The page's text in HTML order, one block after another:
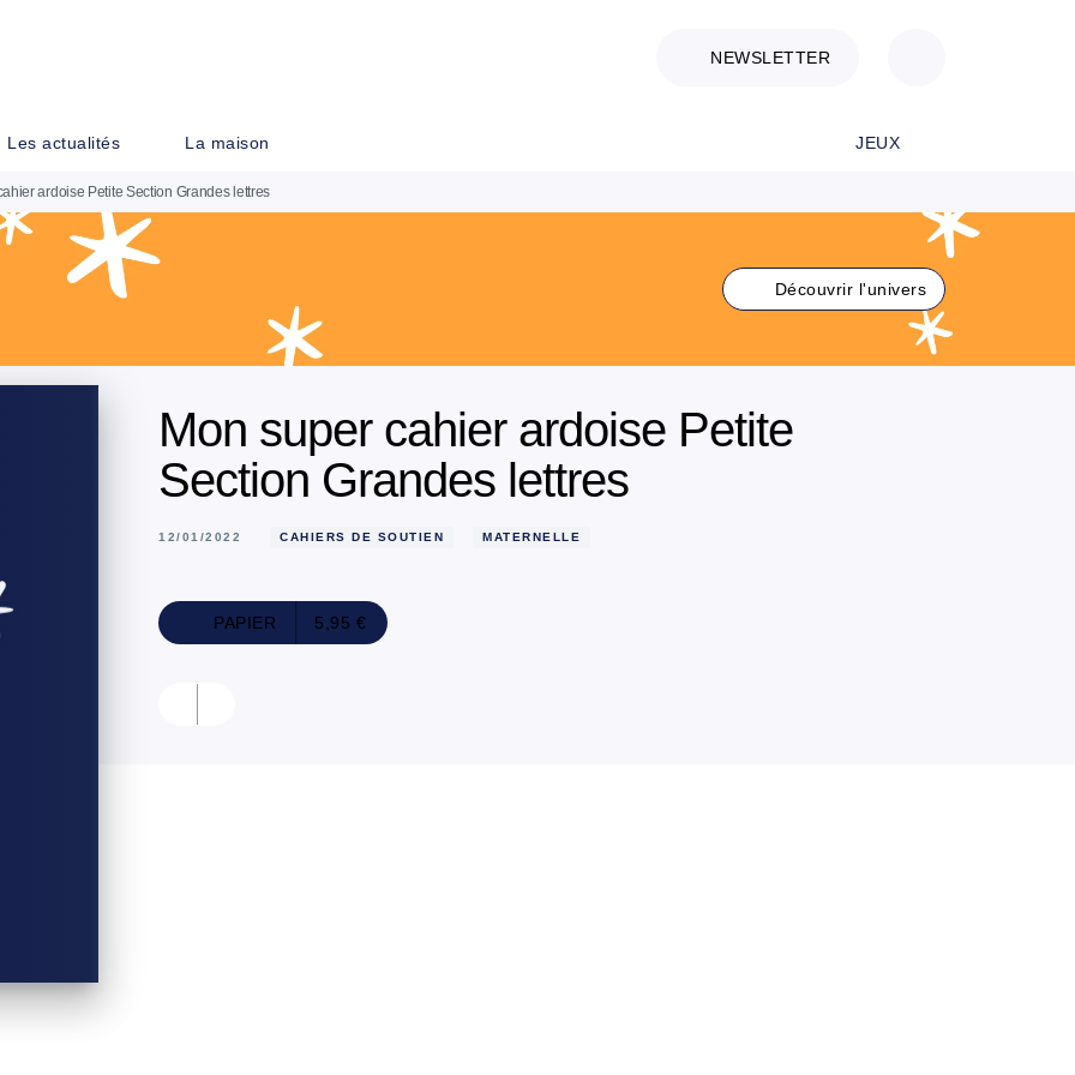
NEWSLETTER
Les actualités La maison JEUX
ardoise Petite Section Grandes lettres
Découvrir l'univers
Mon super cahier ardoise Petite
Section Grandes lettres
12/01/2022 CAHIERS DE SOUTIEN MATERNELLE
PAPIER 5,95 €